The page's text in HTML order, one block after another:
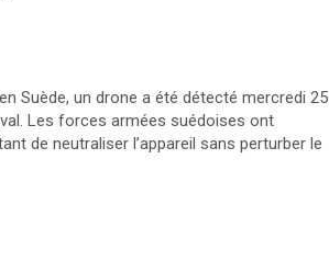
Suède, un drone a été détecté mercredi 25
Les forces armées suédoises ont
de neutraliser l’appareil sans perturber le